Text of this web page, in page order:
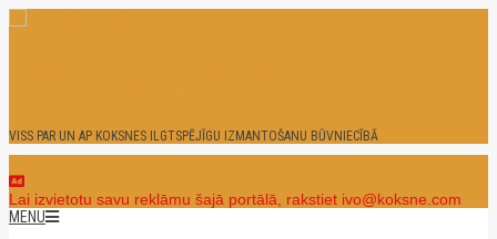
VISS PAR UN AP KOKSNES ILGTSPĒJĪGU IZMANTOŠANU BŪVNIECĪBĀ
Lai izvietotu savu reklāmu šajā portālā, rakstiet ivo@koksne.com
Secondary
MENU